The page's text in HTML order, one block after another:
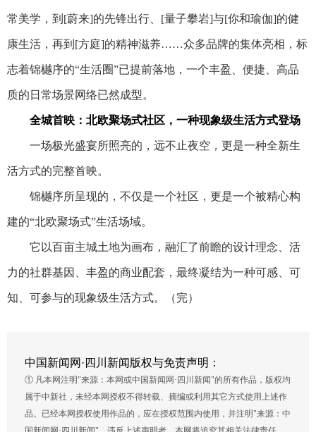
常美学，到[蔚来]的先锋出行、[量子攀岩]与[你和瑜伽]的健
康生活，再到[方庭]的精神滋养……众多品牌的集体亮相，标
志着锦樾序的“生活圈”已提前落地，一个丰盈、便捷、高品
质的日常场景网络已然成型。
全城首映：北欧聚场式社区，一种现象级生活方式登场
一场极光盛宴所照亮的，远不止夜空，更是一种全新生
活方式的完整首映。
锦樾序所呈现的，不仅是一个社区，更是一个被精心构
建的“北欧聚场式”生活场域。
它以百亩主城土地为画布，融汇了前瞻的设计理念、活
力的社群基因、丰盈的商业配套，最终凝结为一种可感、可
知、可参与的现象级生活方式。（完）
中国新闻网·四川新闻版权与免责声明：
① 凡本网注明"来源：本网或中国新闻网·四川新闻"的所有作品，版权均
属于中新社，未经本网授权不得转载、摘编或利用其它方式使用上述作
品。已经本网授权使用作品的，应在授权范围内使用，并注明"来源：中